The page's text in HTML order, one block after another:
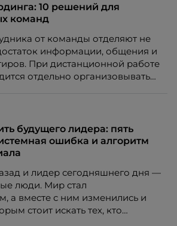
10 решений для
команд
от команды отделяют не
информации, общения и
При дистанционной работе
отдельно организовывать
Инфомаксимум,
выстроить адаптацию
без лишнего контроля и
будущего лидера: пять
ошибка и алгоритм
и лидер сегодняшнего дня —
люди. Мир стал
а вместе с ним изменились и
стоит искать тех, кто